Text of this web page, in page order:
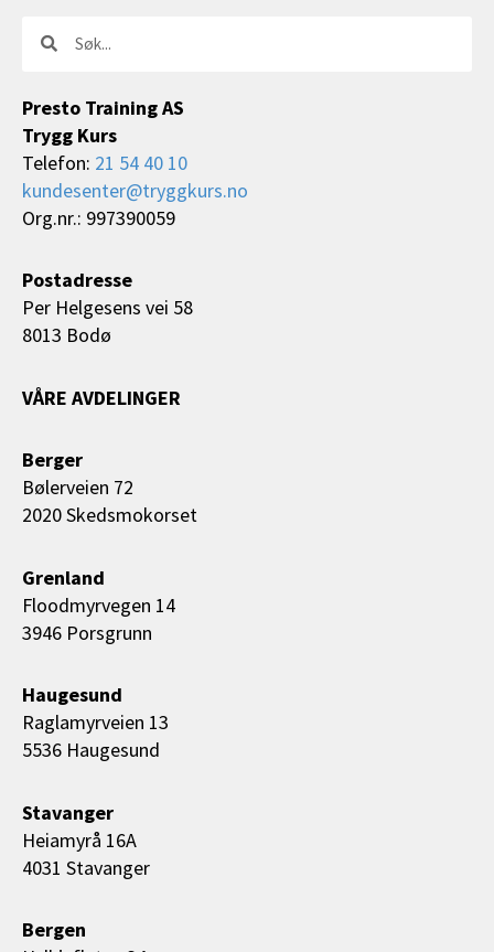
Søk
Presto Training AS
Trygg Kurs
Telefon: 21 54 40 10
kundesenter@tryggkurs.no
Org.nr.: 997390059
Postadresse
Per Helgesens vei 58
8013 Bodø
VÅRE AVDELINGER
Berger
Bølerveien 72
2020 Skedsmokorset
Grenland
Floodmyrvegen 14
3946 Porsgrunn
Haugesund
Raglamyrveien 13
5536 Haugesund
Stavanger
Heiamyrå 16A
4031 Stavanger
Bergen